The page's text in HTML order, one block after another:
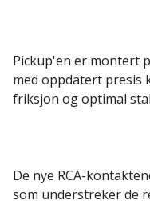
Pickup'en er montert
med oppdatert presis
friksjon og optimal
De nye RCA-
som understreker de